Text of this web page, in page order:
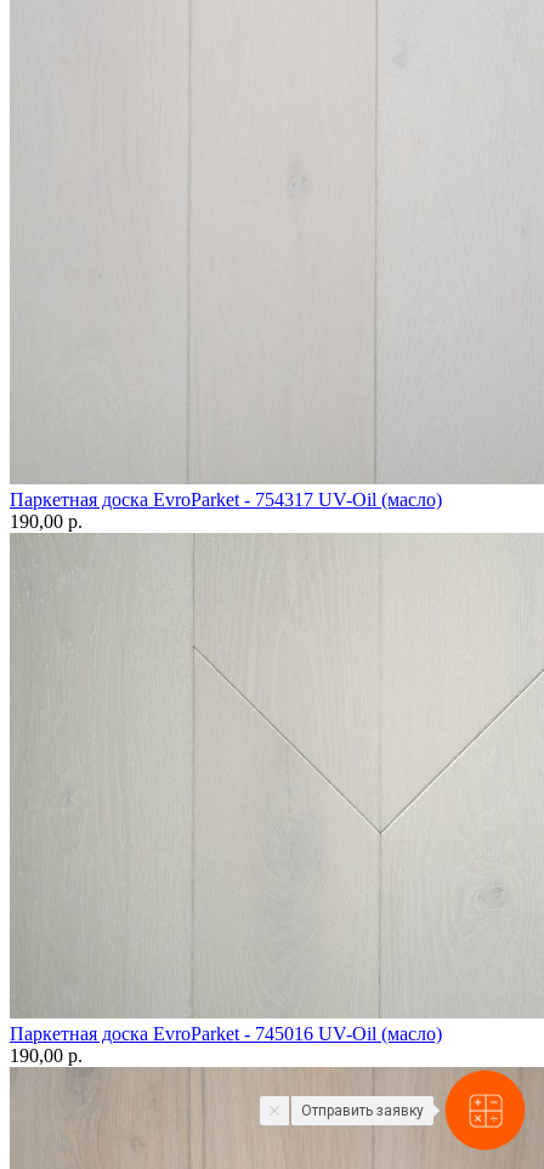
Паркетная доска EvroParket - 754317 UV-Oil (масло)
190,00 p.
Паркетная доска EvroParket - 745016 UV-Oil (масло)
190,00 p.
Отправить заявку